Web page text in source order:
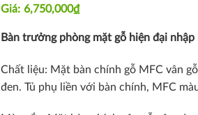
6,750,000₫
Bàn trưởng phòng mặt gỗ hiện đại nhập
Chất liệu: Mặt bàn chính gỗ MFC vân
đen. Tủ phụ liền với bàn chính, MFC